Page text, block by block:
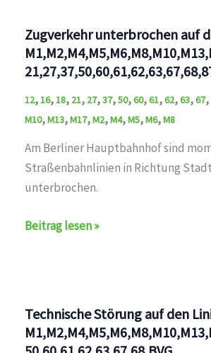
Zugverkehr unterbrochen auf
12,16,18, 21, 27,37,50,60,61,62,63,67,
M10,M13,M17,M2,M4,M5,M6,M8
Am Berliner Hauptbahnhof sind
Straßenbahnlinien in Richtung
unterbrochen.
Zugverkehr
Beitrag lesen »
Technische Störung auf den